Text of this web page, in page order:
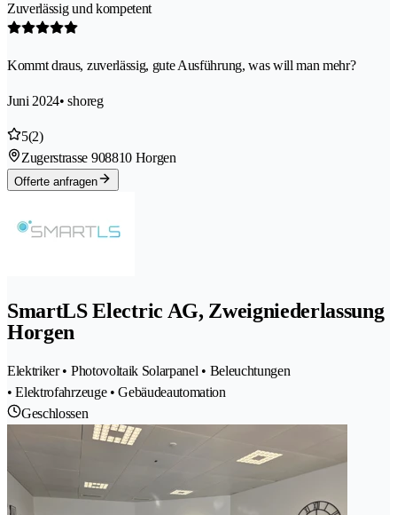
Zuverlässig und kompetent
Kommt draus, zuverlässig, gute Ausführung, was will man mehr?
Juni 2024• shoreg
5(2)
Zugerstrasse 908810 Horgen
Offerte anfragen
SmartLS Electric AG, Zweigniederlassung
Horgen
Elektriker • Photovoltaik Solarpanel • Beleuchtungen
• Elektrofahrzeuge • Gebäudeautomation
Geschlossen